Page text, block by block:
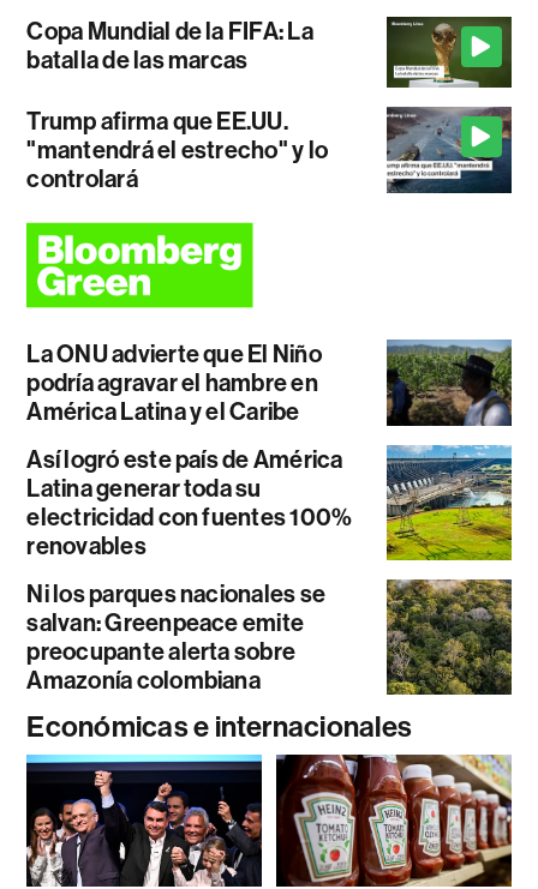
Copa Mundial de la FIFA: La
batalla de las marcas
Trump afirma que EE.UU.
"mantendrá el estrecho" y lo
controlará
La ONU advierte que El Niño
podría agravar el hambre en
América Latina y el Caribe
Así logró este país de América
Latina generar toda su
electricidad con fuentes 100%
renovables
Ni los parques nacionales se
salvan: Greenpeace emite
preocupante alerta sobre
Amazonía colombiana
Económicas e internacionales